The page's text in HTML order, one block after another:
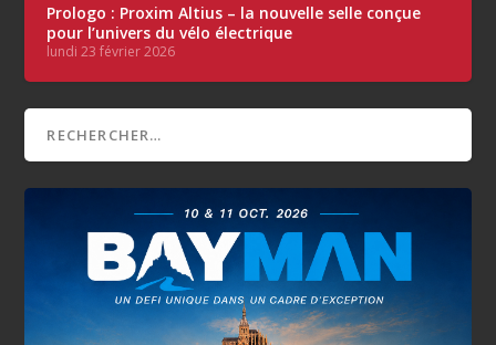
Prologo : Proxim Altius – la nouvelle selle conçue
pour l’univers du vélo électrique
lundi 23 février 2026